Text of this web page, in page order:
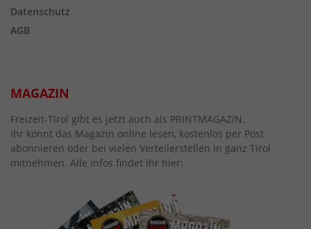
Datenschutz
AGB
MAGAZIN
Freizeit-Tirol gibt es jetzt auch als PRINTMAGAZIN.
Ihr könnt das Magazin online lesen, kostenlos per Post
abonnieren oder bei vielen Verteilerstellen in ganz Tirol
mitnehmen. Alle Infos findet ihr hier: